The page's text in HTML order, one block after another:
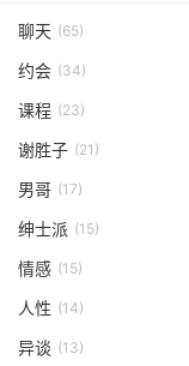
聊天 (65)
约会 (34)
课程 (23)
谢胜子 (21)
男哥 (17)
绅士派 (15)
情感 (15)
人性 (14)
异谈 (13)